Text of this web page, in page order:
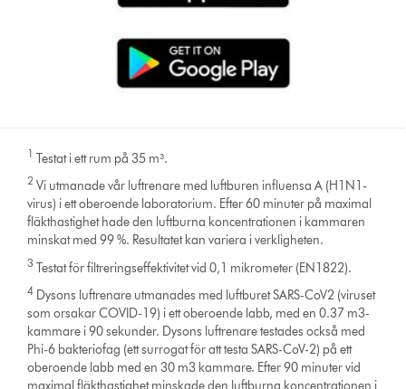
1 Testat i ett rum på 35 m³.
2 Vi utmanade vår luftrenare med luftburen influensa A (H1N1-
virus) i ett oberoende laboratorium. Efter 60 minuter på maximal
fläkthastighet hade den luftburna koncentrationen i kammaren
minskat med 99 %. Resultatet kan variera i verkligheten.
3 Testat för filtreringseffektivitet vid 0,1 mikrometer (EN1822).
4 Dysons luftrenare utmanades med luftburet SARS-CoV2 (viruset
som orsakar COVID-19) i ett oberoende labb, med en 0.37 m3-
kammare i 90 sekunder. Dysons luftrenare testades också med
Phi-6 bakteriofag (ett surrogat för att testa SARS-CoV-2) på ett
oberoende labb med en 30 m3 kammare. Efter 90 minuter vid